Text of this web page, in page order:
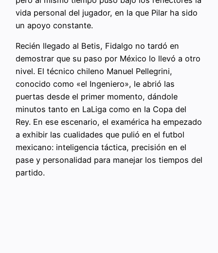
vida personal del jugador, en la que Pilar ha sido
un apoyo constante.
Recién llegado al Betis, Fidalgo no tardó en
demostrar que su paso por México lo llevó a otro
nivel. El técnico chileno Manuel Pellegrini,
conocido como «el Ingeniero», le abrió las
puertas desde el primer momento, dándole
minutos tanto en LaLiga como en la Copa del
Rey. En ese escenario, el examérica ha empezado
a exhibir las cualidades que pulió en el futbol
mexicano: inteligencia táctica, precisión en el
pase y personalidad para manejar los tiempos del
partido.